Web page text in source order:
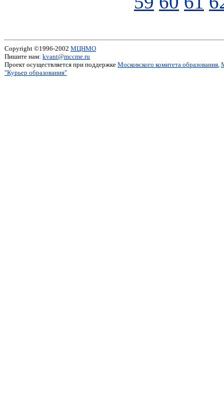
Copyright ©1996-2002 МЦНМО
Пишите нам: kvant@mccme.ru
Проект осуществляется при поддержке Московского комитета образования,
"Курьер образования"